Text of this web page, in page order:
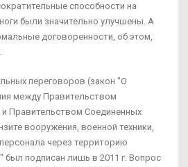
способности на
были значительно улучшены. А
договоренности, об этом,
переговоров (закон "О
между Правительством
Правительством Соединенных
вооружения, военной техники,
через территорию
был подписан лишь в 2011 г. Вопрос